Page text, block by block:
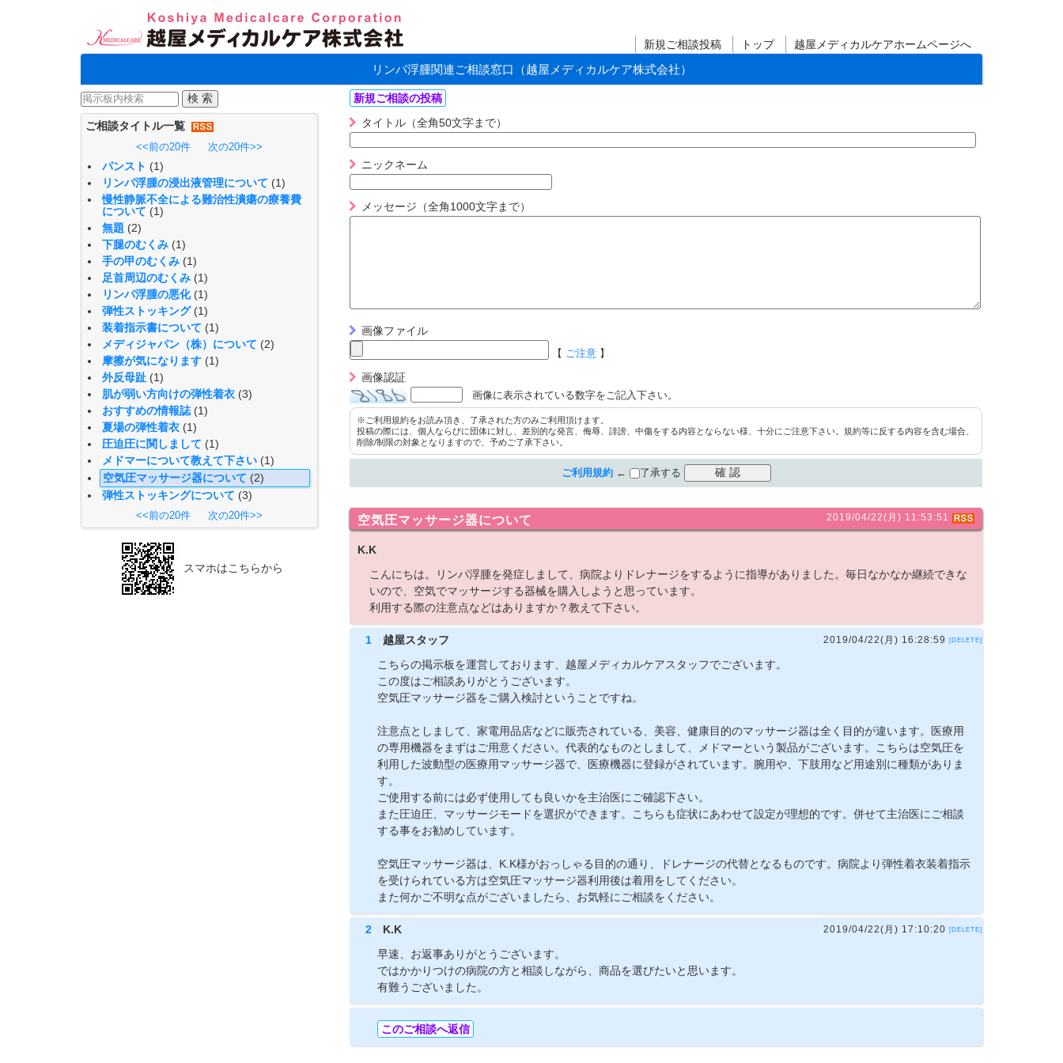
越屋メディカルケアホームページへ
トップ
新規ご相談投稿
リンパ浮腫関連ご相談窓口（越屋メディカルケア株式会社）
新規ご相談の投稿
タイトル（全角50文字まで）
ニックネーム
メッセージ（全角1000文字まで）
画像ファイル
【 ご注意 】
画像認証
画像に表示されている数字をご記入下さい。
※ご利用規約をお読み頂き、了承された方のみご利用頂けます。
投稿の際には、個人ならびに団体に対し、差別的な発言、侮辱、誹謗、中傷をする内容とならない様、十分にご注意下さい。規約等に反する内容を含む場合、
削除/制限の対象となりますので、予めご了承下さい。
ご利用規約← 了承する
ご相談タイトル一覧
<<前の20件
次の20件>>
パンスト (1)
リンパ浮腫の浸出液管理について (1)
慢性静脈不全による難治性潰瘍の療養費
について (1)
無題 (2)
下腿のむくみ (1)
手の甲のむくみ (1)
足首周辺のむくみ (1)
リンパ浮腫の悪化 (1)
弾性ストッキング (1)
装着指示書について (1)
メディジャパン（株）について (2)
摩擦が気になります (1)
外反母趾 (1)
肌が弱い方向けの弾性着衣 (3)
おすすめの情報誌 (1)
夏場の弾性着衣 (1)
圧迫圧に関しまして (1)
メドマーについて教えて下さい (1)
空気圧マッサージ器について (2)
弾性ストッキングについて (3)
<<前の20件
次の20件>>
スマホはこちらから
空気圧マッサージ器について 2019/04/22(月) 11:53:51
K.K
こんにちは。リンパ浮腫を発症しまして、病院よりドレナージをするように指導がありました。毎日なかなか継続できな
いので、空気でマッサージする器械を購入しようと思っています。
利用する際の注意点などはありますか？教えて下さい。
1 越屋スタッフ 2019/04/22(月) 16:28:59 [DELETE]
こちらの掲示板を運営しております、越屋メディカルケアスタッフでございます。
この度はご相談ありがとうございます。
空気圧マッサージ器をご購入検討ということですね。
注意点としまして、家電用品店などに販売されている、美容、健康目的のマッサージ器は全く目的が違います。医療用
の専用機器をまずはご用意ください。代表的なものとしまして、メドマーという製品がございます。こちらは空気圧を
利用した波動型の医療用マッサージ器で、医療機器に登録がされています。腕用や、下肢用など用途別に種類がありま
す。
ご使用する前には必ず使用しても良いかを主治医にご確認下さい。
また圧迫圧、マッサージモードを選択ができます。こちらも症状にあわせて設定が理想的です。併せて主治医にご相談
する事をお勧めしています。
空気圧マッサージ器は、K.K様がおっしゃる目的の通り、ドレナージの代替となるものです。病院より弾性着衣装着指示
を受けられている方は空気圧マッサージ器利用後は着用をしてください。
また何かご不明な点がございましたら、お気軽にご相談をください。
2 K.K 2019/04/22(月) 17:10:20 [DELETE]
早速、お返事ありがとうございます。
ではかかりつけの病院の方と相談しながら、商品を選びたいと思います。
有難うございました。
このご相談へ返信